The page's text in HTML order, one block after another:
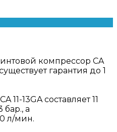
компрессор CA
гарантия до 1
13GA составляет 11
бар., а
л/мин.